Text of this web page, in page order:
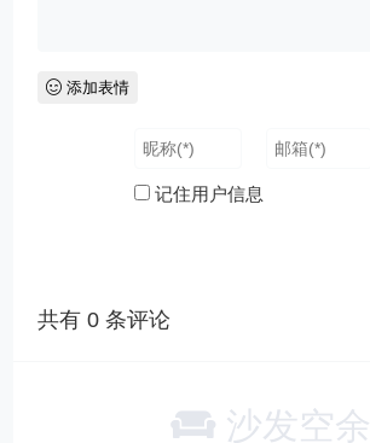
添加表情
记住用户信息
共有0 条评论
沙发空余